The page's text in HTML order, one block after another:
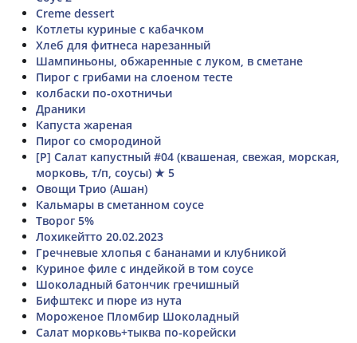
Creme dessert
Котлеты куриные с кабачком
Хлеб для фитнеса нарезанный
Шампиньоны, обжаренные с луком, в сметане
Пирог с грибами на слоеном тесте
колбаски по-охотничьи
Драники
Капуста жареная
Пирог со смородиной
[Р] Салат капустный #04 (квашеная, свежая, морская,
морковь, т/п, соусы) ★ 5
Овощи Трио (Ашан)
Кальмары в сметанном соусе
Творог 5%
Лохикейтто 20.02.2023
Гречневые хлопья с бананами и клубникой
Куриное филе с индейкой в том соусе
Шоколадный батончик гречишный
Бифштекс и пюре из нута
Мороженое Пломбир Шоколадный
Салат морковь+тыква по-корейски